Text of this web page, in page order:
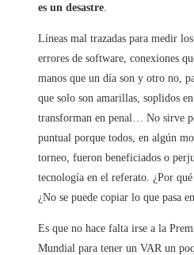
es un desastre
Líneas mal trazadas para medir
errores de software, conexiones
manos que un día son y otro no,
que solo son amarillas, soplidos
transforman en penal… No sirve
puntual porque todos, en algún
torneo, fueron beneficiados o
tecnología en el referato. ¿Por
¿No se puede copiar lo que pasa
Es que no hace falta irse a la
Mundial para tener un VAR un